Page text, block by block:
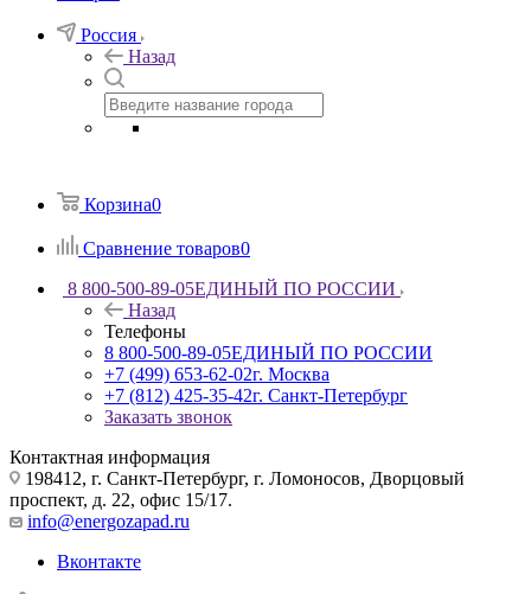
Россия
Назад
Корзина0
Сравнение товаров0
8 800-500-89-05ЕДИНЫЙ ПО РОССИИ
Назад
Телефоны
8 800-500-89-05ЕДИНЫЙ ПО РОССИИ
+7 (499) 653-62-02г. Москва
+7 (812) 425-35-42г. Санкт-Петербург
Заказать звонок
Контактная информация
198412, г. Санкт-Петербург, г. Ломоносов, Дворцовый
проспект, д. 22, офис 15/17.
info@energozapad.ru
Вконтакте